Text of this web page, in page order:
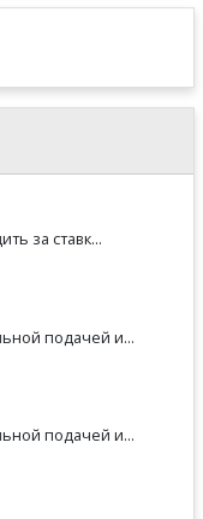
за ставк...
подачей и...
подачей и...